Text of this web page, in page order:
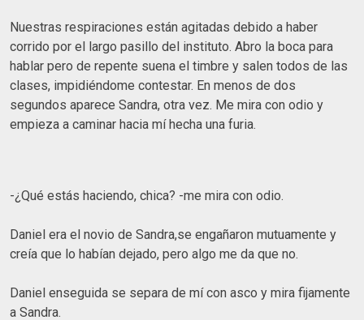
Nuestras respiraciones están agitadas debido a haber
corrido por el largo pasillo del instituto. Abro la boca para
hablar pero de repente suena el timbre y salen todos de las
clases, impidiéndome contestar. En menos de dos
segundos aparece Sandra, otra vez. Me mira con odio y
empieza a caminar hacia mí hecha una furia.
-¿Qué estás haciendo, chica? -me mira con odio.
Daniel era el novio de Sandra,se engañaron mutuamente y
creía que lo habían dejado, pero algo me da que no.
Daniel enseguida se separa de mí con asco y mira fijamente
a Sandra.